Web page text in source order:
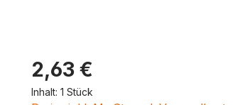
Produktpreis
2,63 €
Inhalt: 1 Stück